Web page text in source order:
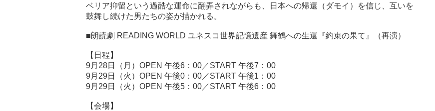
ベリア抑留という過酷な運命に翻弄されながらも、日本への帰還（ダモイ）を信じ、互いを
鼓舞し続けた男たちの姿が描かれる。
■朗読劇 READING WORLD ユネスコ世界記憶遺産 舞鶴への生還『約束の果て』（再演）
【日程】
9月28日（月）OPEN 午後6：00／START 午後7：00
9月29日（火）OPEN 午後0：00／START 午後1：00
9月29日（火）OPEN 午後5：00／START 午後6：00
【会場】